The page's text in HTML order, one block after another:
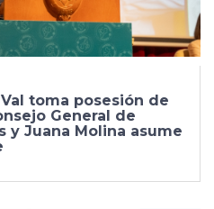
toma posesión de
General de
y Juana Molina asume